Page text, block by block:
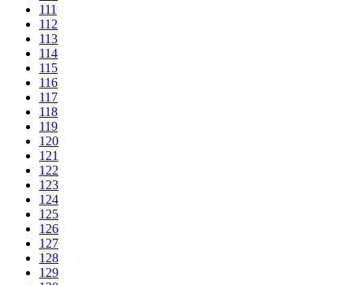
111
112
113
114
115
116
117
118
119
120
121
122
123
124
125
126
127
128
129